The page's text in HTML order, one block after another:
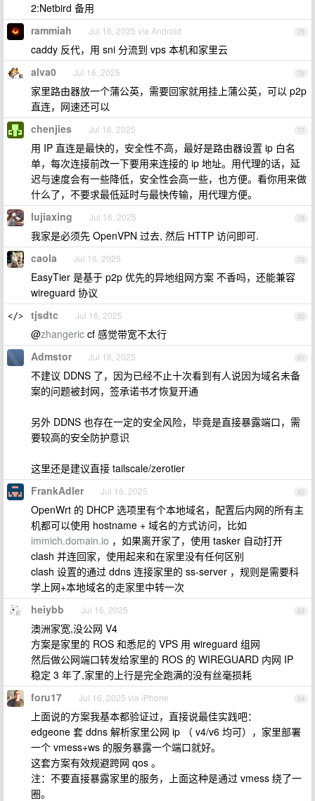
2:Netbird 备用
75
rammiah Jul 16, 2025 via Android
caddy 反代，用 sni 分流到 vps 本机和家里云
76
alva0 Jul 16, 2025
家里路由器放一个蒲公英，需要回家就用挂上蒲公英，可以 p2p
直连，网速还可以
77
chenjies Jul 16, 2025
用 IP 直连是最快的，安全性不高，最好是路由器设置 ip 白名
单，每次连接前改一下要用来连接的 ip 地址。用代理的话，延
迟与速度会有一些降低，安全性会高一些，也方便。看你用来做
什么了，不要求最低延时与最快传输，用代理方便。
78
lujiaxing Jul 16, 2025
我家是必须先 OpenVPN 过去, 然后 HTTP 访问即可.
79
caola Jul 16, 2025
EasyTier 是基于 p2p 优先的异地组网方案 不香吗，还能兼容
wireguard 协议
80
tjsdtc Jul 16, 2025
@zhangeric cf 感觉带宽不太行
81
Admstor Jul 16, 2025
不建议 DDNS 了，因为已经不止十次看到有人说因为域名未备
案的问题被封网，签承诺书才恢复开通
另外 DDNS 也存在一定的安全风险，毕竟是直接暴露端口，需
要较高的安全防护意识
这里还是建议直接 tailscale/zerotier
82
FrankAdler Jul 16, 2025
OpenWrt 的 DHCP 选项里有个本地域名，配置后内网的所有主
机都可以使用 hostname + 域名的方式访问，比如
immich.domain.io ，如果离开家了，使用 tasker 自动打开
clash 并连回家，使用起来和在家里没有任何区别
clash 设置的通过 ddns 连接家里的 ss-server ，规则是需要科
学上网+本地域名的走家里中转一次
83
heiybb Jul 16, 2025
澳洲家宽,没公网 V4
方案是家里的 ROS 和悉尼的 VPS 用 wireguard 组网
然后做公网端口转发给家里的 ROS 的 WIREGUARD 内网 IP
稳定 3 年了,家里的上行是完全跑满的没有丝毫损耗
84
foru17 Jul 16, 2025 via iPhone
上面说的方案我基本都验证过，直接说最佳实践吧：
edgeone 套 ddns 解析家里公网 ip （ v4/v6 均可），家里部署
一个 vmess+ws 的服务暴露一个端口就好。
这套方案有效规避跨网 qos 。
注：不要直接暴露家里的服务，上面这种是通过 vmess 绕了一
圈。